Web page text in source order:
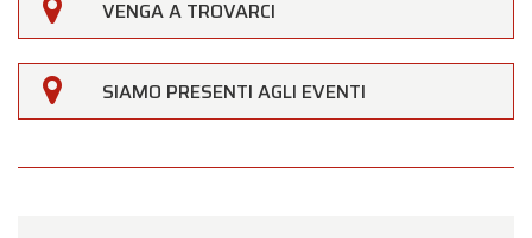
VENGA A TROVARCI
SIAMO PRESENTI AGLI EVENTI